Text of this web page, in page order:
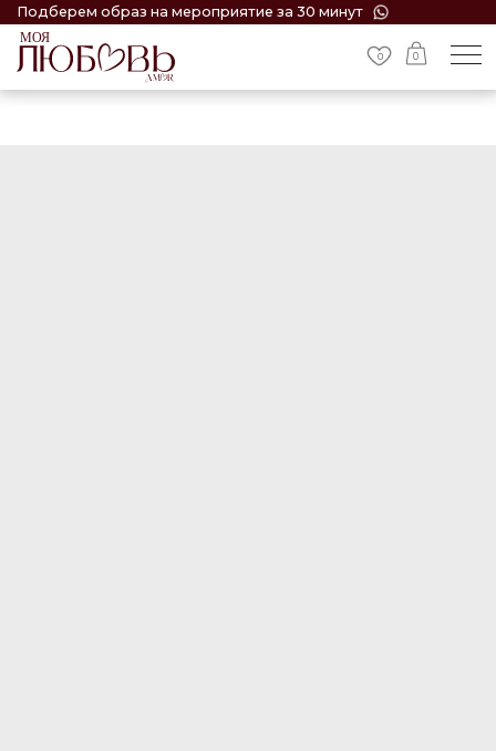
Подберем образ на мероприятие за 30 минут